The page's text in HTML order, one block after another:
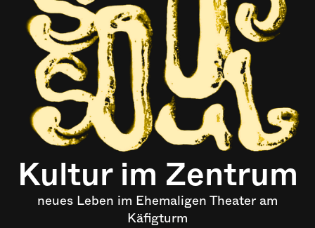
Kultur im Zentrum
neues Leben im Ehemaligen Theater am
Käfigturm